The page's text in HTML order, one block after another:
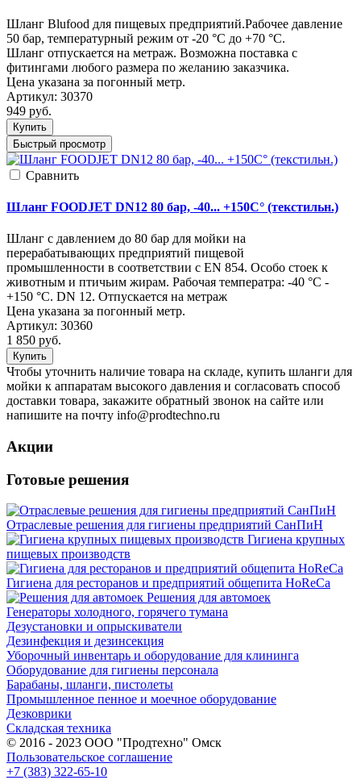
Шланг Blufood для пищевых предприятий.Рабочее давление
50 бар, температурный режим от -20 °C до +70 °C.
Шланг отпускается на метраж. Возможна поставка с
фитингами любого размера по желанию заказчика.
Цена указана за погонный метр.
Артикул: 30370
949 руб.
Купить
Быстрый просмотр
Cравнить
Шланг FOODJET DN12 80 бар, -40... +150С° (текстильн.)
Шланг с давлением до 80 бар для мойки на
перерабатывающих предприятий пищевой
промышленности в соответствии с EN 854. Особо стоек к
животным и птичьим жирам. Рабочая температра: -40 °C -
+150 °C. DN 12. Отпускается на метраж
Цена указана за погонный метр.
Артикул: 30360
1 850 руб.
Купить
Чтобы уточнить наличие товара на складе, купить шланги для
мойки к аппаратам высокого давления и согласовать способ
доставки товара, закажите обратный звонок на сайте или
напишите на почту info@prodtechno.ru
Акции
Готовые решения
Отраслевые решения для гигиены предприятий СанПиН
Гигиена крупных
пищевых производств
Гигиена для ресторанов и предприятий общепита HoReCa
Решения для автомоек
Генераторы холодного, горячего тумана
Дезустановки и опрыскиватели
Дезинфекция и дезинсекция
Уборочный инвентарь и оборудование для клининга
Оборудование для гигиены персонала
Барабаны, шланги, пистолеты
Промышленное пенное и моечное оборудование
Дезковрики
Складская техника
© 2016 - 2023 ООО "Продтехно" Омск
Пользовательское соглашение
+7 (383) 322-65-10